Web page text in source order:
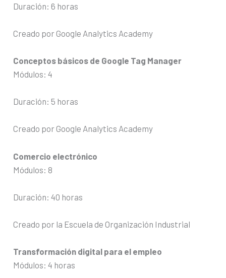
Duración: 6 horas
Creado por Google Analytics Academy
Conceptos básicos de Google Tag Manager
Módulos: 4
Duración: 5 horas
Creado por Google Analytics Academy
Comercio electrónico
Módulos: 8
Duración: 40 horas
Creado por la Escuela de Organización Industrial
Transformación digital para el empleo
Módulos: 4 horas